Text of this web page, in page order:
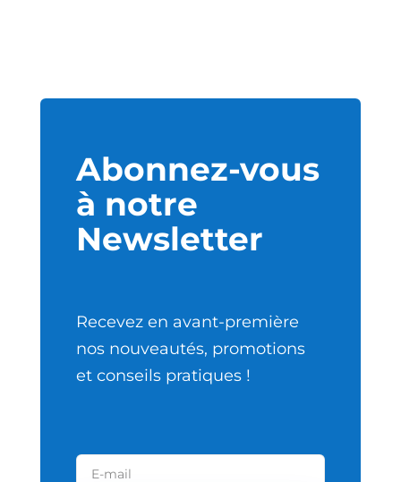
Abonnez-vous
à notre
Newsletter
Recevez en avant-première
nos nouveautés, promotions
et conseils pratiques !